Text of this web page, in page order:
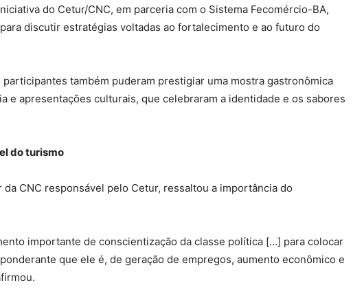
do Cetur/CNC, em parceria com o Sistema Fecomércio-BA,
discutir estratégias voltadas ao fortalecimento e ao futuro do
participantes também puderam prestigiar uma mostra gastronômica
e apresentações culturais, que celebraram a identidade e os sabores
do turismo
CNC responsável pelo Cetur, ressaltou a importância do
importante de conscientização da classe política […] para colocar
que ele é, de geração de empregos, aumento econômico e